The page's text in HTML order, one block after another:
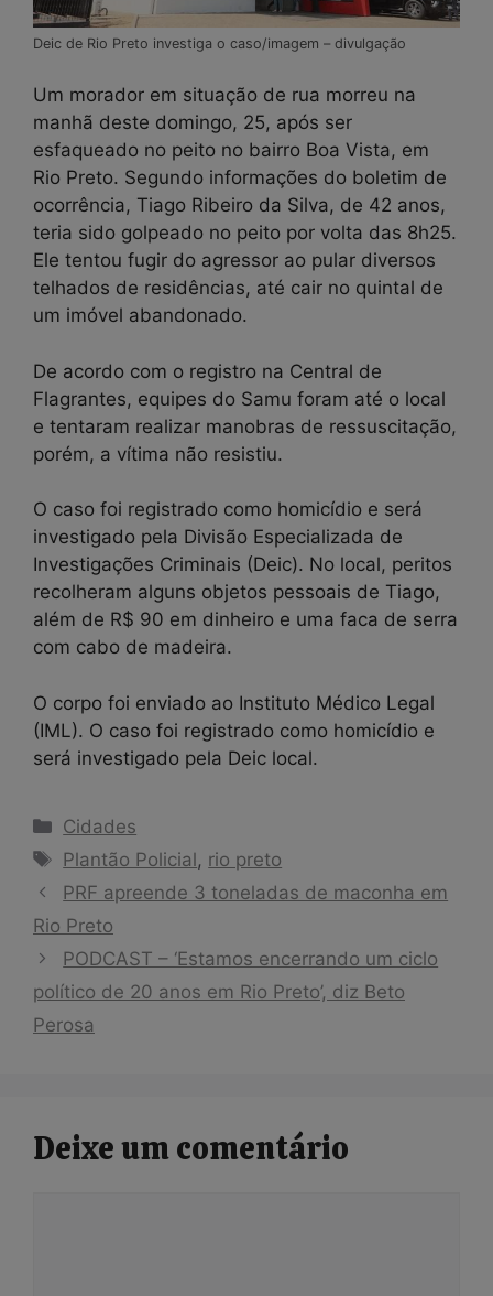
Deic de Rio Preto investiga o caso/imagem – divulgação
Um morador em situação de rua morreu na
manhã deste domingo, 25, após ser
esfaqueado no peito no bairro Boa Vista, em
Rio Preto. Segundo informações do boletim de
ocorrência, Tiago Ribeiro da Silva, de 42 anos,
teria sido golpeado no peito por volta das 8h25.
Ele tentou fugir do agressor ao pular diversos
telhados de residências, até cair no quintal de
um imóvel abandonado.
De acordo com o registro na Central de
Flagrantes, equipes do Samu foram até o local
e tentaram realizar manobras de ressuscitação,
porém, a vítima não resistiu.
O caso foi registrado como homicídio e será
investigado pela Divisão Especializada de
Investigações Criminais (Deic). No local, peritos
recolheram alguns objetos pessoais de Tiago,
além de R$ 90 em dinheiro e uma faca de serra
com cabo de madeira.
O corpo foi enviado ao Instituto Médico Legal
(IML). O caso foi registrado como homicídio e
será investigado pela Deic local.
Categorias
Cidades
Tags
Plantão Policial, rio preto
PRF apreende 3 toneladas de maconha em
Rio Preto
PODCAST – ‘Estamos encerrando um ciclo
político de 20 anos em Rio Preto’, diz Beto
Perosa
Deixe um comentário